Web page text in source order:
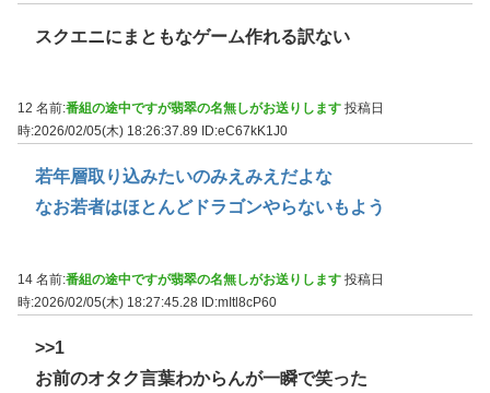
スクエニにまともなゲーム作れる訳ない
12 名前:番組の途中ですが翡翠の名無しがお送りします 投稿日
時:2026/02/05(木) 18:26:37.89
ID:eC67kK1J0
若年層取り込みたいのみえみえだよな
なお若者はほとんどドラゴンやらないもよう
14 名前:番組の途中ですが翡翠の名無しがお送りします 投稿日
時:2026/02/05(木) 18:27:45.28 ID:mItl8cP60
>>1
お前のオタク言葉わからんが一瞬で笑った